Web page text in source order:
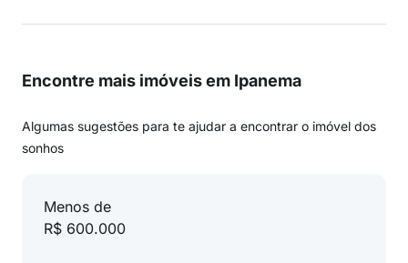
Encontre mais imóveis em Ipanema
Algumas sugestões para te ajudar a encontrar o imóvel dos
sonhos
Menos de
R$ 600.000